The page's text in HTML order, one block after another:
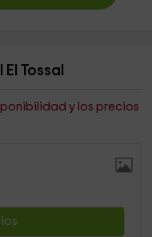
Tossal
y los precios